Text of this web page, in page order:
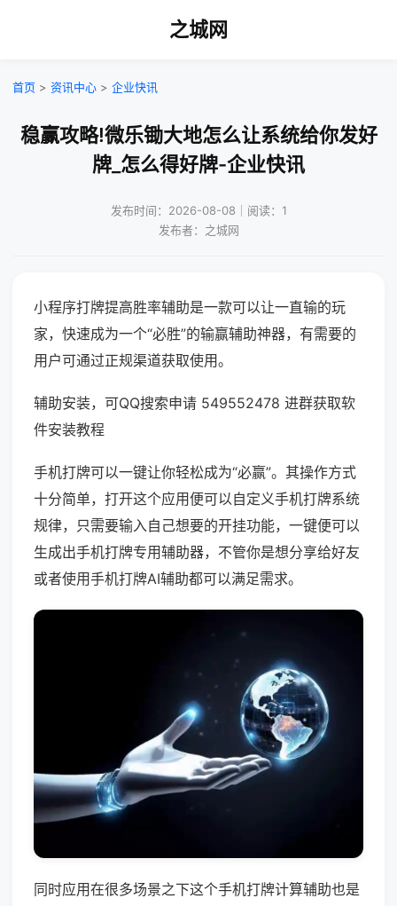
之城网
首页 > 资讯中心 > 企业快讯
稳赢攻略!微乐锄大地怎么让系统给你发好
牌_怎么得好牌-企业快讯
发布时间：2026-08-08｜阅读：1
发布者：之城网
小程序打牌提高胜率辅助是一款可以让一直输的玩
家，快速成为一个“必胜”的输赢辅助神器，有需要的
用户可通过正规渠道获取使用。
辅助安装，可QQ搜索申请 549552478 进群获取软
件安装教程
手机打牌可以一键让你轻松成为“必赢”。其操作方式
十分简单，打开这个应用便可以自定义手机打牌系统
规律，只需要输入自己想要的开挂功能，一键便可以
生成出手机打牌专用辅助器，不管你是想分享给好友
或者使用手机打牌AI辅助都可以满足需求。
同时应用在很多场景之下这个手机打牌计算辅助也是